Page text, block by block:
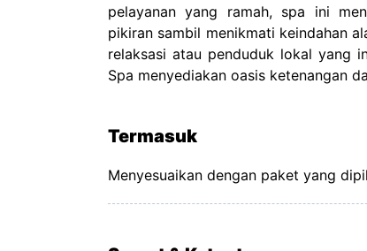
pelayanan yang ramah, spa ini
pikiran sambil menikmati keindahan
relaksasi atau penduduk lokal yang
Spa menyediakan oasis ketenangan
Termasuk
Menyesuaikan dengan paket yang